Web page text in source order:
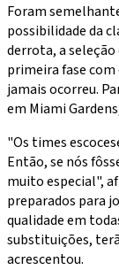
Foram
possibilidade da
derrota, a seleção
primeira fase
jamais ocorreu.
em Miami
"Os times
Então, se nós
muito especial",
preparados para
qualidade em
substituições,
acrescentou.